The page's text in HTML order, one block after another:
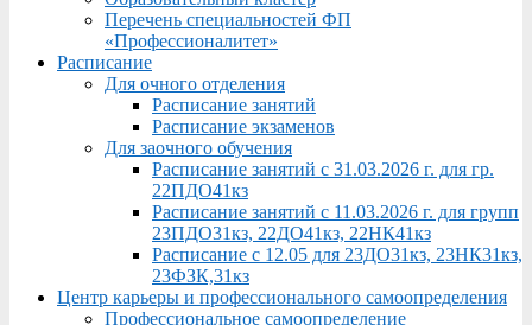
Перечень специальностей ФП
«Профессионалитет»
Расписание
Для очного отделения
Расписание занятий
Расписание экзаменов
Для заочного обучения
Расписание занятий с 31.03.2026 г. для гр.
22ПДО41кз
Расписание занятий с 11.03.2026 г. для групп
23ПДО31кз, 22ДО41кз, 22НК41кз
Расписание с 12.05 для 23ДО31кз, 23НК31кз,
23ФЗК,31кз
Центр карьеры и профессионального самоопределения
Профессиональное самоопределение